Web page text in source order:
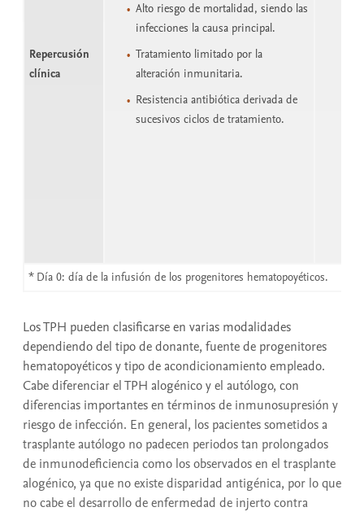
Repercusión
clínica
Alto riesgo de mortalidad, siendo las
infecciones la causa principal.
Tratamiento limitado por la
alteración inmunitaria.
Resistencia antibiótica derivada de
sucesivos ciclos de tratamiento.
* Día 0: día de la infusión de los progenitores hematopoyéticos.
Los TPH pueden clasificarse en varias modalidades
dependiendo del tipo de donante, fuente de progenitores
hematopoyéticos y tipo de acondicionamiento empleado.
Cabe diferenciar el TPH alogénico y el autólogo, con
diferencias importantes en términos de inmunosupresión y
riesgo de infección. En general, los pacientes sometidos a
trasplante autólogo no padecen periodos tan prolongados
de inmunodeficiencia como los observados en el trasplante
alogénico, ya que no existe disparidad antigénica, por lo que
no cabe el desarrollo de enfermedad de injerto contra